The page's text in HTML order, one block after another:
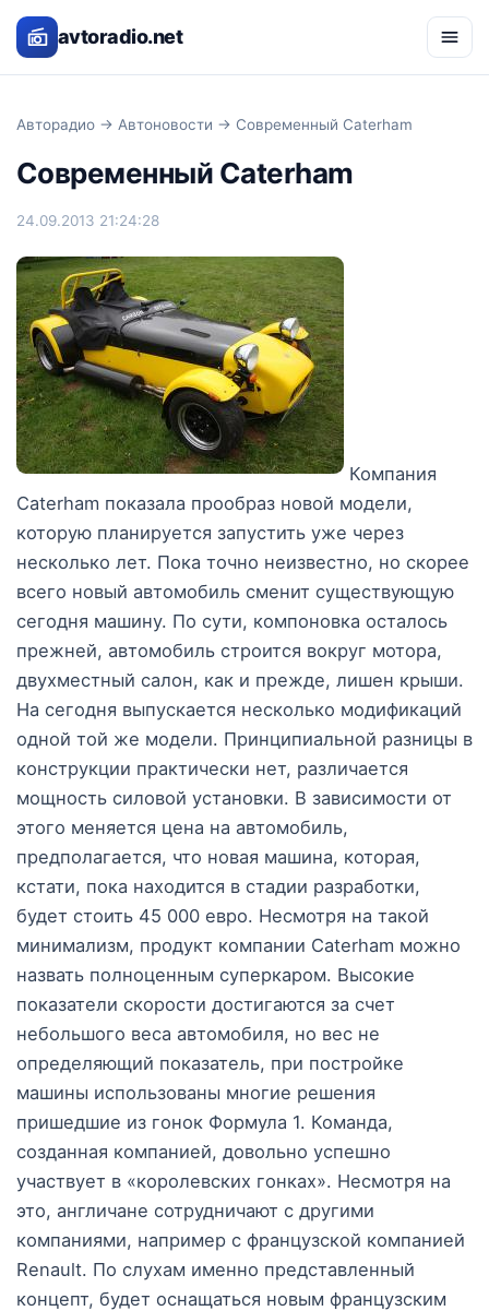
avtoradio.net
Авторадио → Автоновости → Современный Caterham
Современный Caterham
24.09.2013 21:24:28
Компания
Caterham показала прообраз новой модели,
которую планируется запустить уже через
несколько лет. Пока точно неизвестно, но скорее
всего новый автомобиль сменит существующую
сегодня машину. По сути, компоновка осталось
прежней, автомобиль строится вокруг мотора,
двухместный салон, как и прежде, лишен крыши.
На сегодня выпускается несколько модификаций
одной той же модели. Принципиальной разницы в
конструкции практически нет, различается
мощность силовой установки. В зависимости от
этого меняется цена на автомобиль,
предполагается, что новая машина, которая,
кстати, пока находится в стадии разработки,
будет стоить 45 000 евро. Несмотря на такой
минимализм, продукт компании Caterham можно
назвать полноценным суперкаром. Высокие
показатели скорости достигаются за счет
небольшого веса автомобиля, но вес не
определяющий показатель, при постройке
машины использованы многие решения
пришедшие из гонок Формула 1. Команда,
созданная компанией, довольно успешно
участвует в «королевских гонках». Несмотря на
это, англичане сотрудничают с другими
компаниями, например с французской компанией
Renault. По слухам именно представленный
концепт, будет оснащаться новым французским